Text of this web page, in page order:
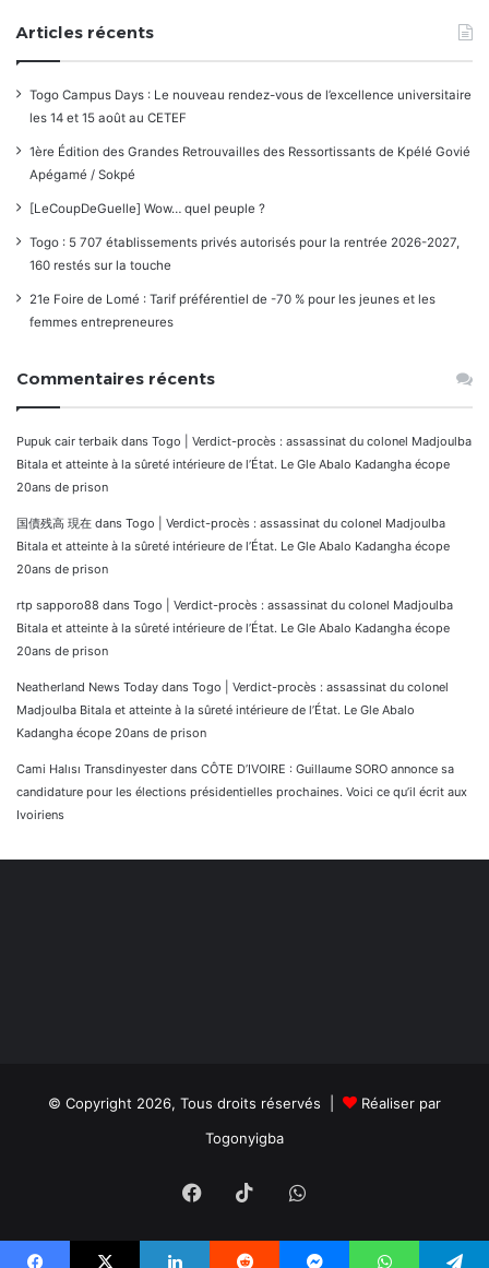
Articles récents
Togo Campus Days : Le nouveau rendez-vous de l’excellence universitaire
les 14 et 15 août au CETEF
1ère Édition des Grandes Retrouvailles des Ressortissants de Kpélé Govié
Apégamé / Sokpé
[LeCoupDeGuelle] Wow… quel peuple ?
Togo : 5 707 établissements privés autorisés pour la rentrée 2026-2027,
160 restés sur la touche
21e Foire de Lomé : Tarif préférentiel de -70 % pour les jeunes et les
femmes entrepreneures
Commentaires récents
Pupuk cair terbaik dans Togo | Verdict-procès : assassinat du colonel Madjoulba
Bitala et atteinte à la sûreté intérieure de l’État. Le Gle Abalo Kadangha écope
20ans de prison
国債残高 現在 dans Togo | Verdict-procès : assassinat du colonel Madjoulba
Bitala et atteinte à la sûreté intérieure de l’État. Le Gle Abalo Kadangha écope
20ans de prison
rtp sapporo88 dans Togo | Verdict-procès : assassinat du colonel Madjoulba
Bitala et atteinte à la sûreté intérieure de l’État. Le Gle Abalo Kadangha écope
20ans de prison
Neatherland News Today dans Togo | Verdict-procès : assassinat du colonel
Madjoulba Bitala et atteinte à la sûreté intérieure de l’État. Le Gle Abalo
Kadangha écope 20ans de prison
Cami Halısı Transdinyester dans CÔTE D’IVOIRE : Guillaume SORO annonce sa
candidature pour les élections présidentielles prochaines. Voici ce qu’il écrit aux
Ivoiriens
© Copyright 2026, Tous droits réservés |
Réaliser par
Togonyigba
Facebook
TikTokWhatsApp